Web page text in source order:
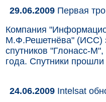
29.06.2009 Первая
Компания
М.Ф.Решетнёва" (ИСС)
спутников "Глонасс-М",
года. Спутники
24.06.2009 Intelsat